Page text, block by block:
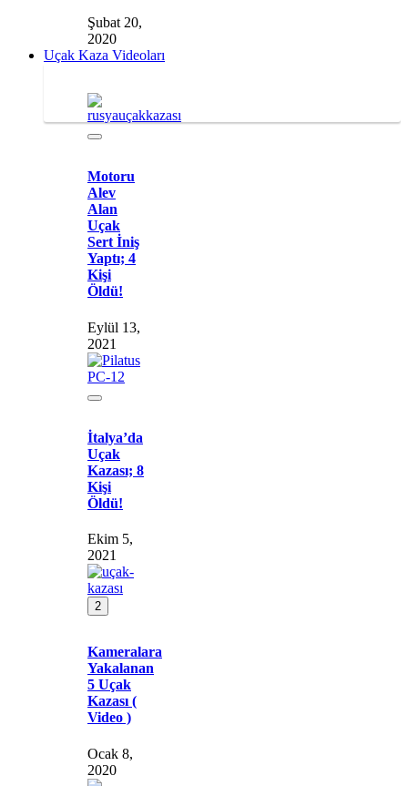
Şubat 20,
2020
Uçak Kaza Videoları
Motoru
Alev
Alan
Uçak
Sert İniş
Yaptı; 4
Kişi
Öldü!
Eylül 13,
2021
İtalya’da
Uçak
Kazası; 8
Kişi
Öldü!
Ekim 5,
2021
2
Kameralara
Yakalanan
5 Uçak
Kazası (
Video )
Ocak 8,
2020